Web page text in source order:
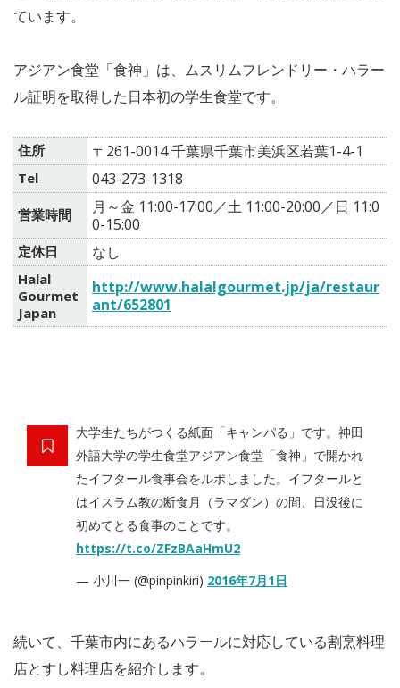
ています。
アジアン食堂「食神」は、ムスリムフレンドリー・ハラー
ル証明を取得した日本初の学生食堂です。
住所 〒261-0014 千葉県千葉市美浜区若葉1-4-1
Tel 043-273-1318
営業時間
月～金 11:00-17:00／土 11:00-20:00／日 11:0
0-15:00
定休日 なし
Halal
Gourmet
Japan
http://www.halalgourmet.jp/ja/restaur
ant/652801
大学生たちがつくる紙面「キャンパる」です。神田
外語大学の学生食堂アジアン食堂「食神」で開かれ
たイフタール食事会をルポしました。イフタールと
はイスラム教の断食月（ラマダン）の間、日没後に
初めてとる食事のことです。
https://t.co/ZFzBAaHmU2
— 小川一 (@pinpinkiri) 2016年7月1日
続いて、千葉市内にあるハラールに対応している割烹料理
店とすし料理店を紹介します。